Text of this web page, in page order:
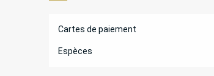
Cartes de paiement
Espèces